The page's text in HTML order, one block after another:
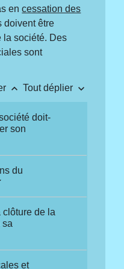
encessation des
doivent être
la société. Des
sont
keyboard_arrow_up Tout déplier keyboard_arrow_down
doit-
son
du
clôture de la
sa
et